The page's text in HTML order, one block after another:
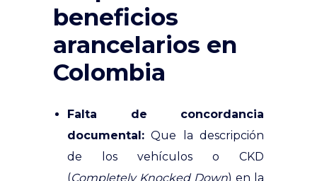
beneficios
arancelarios en
Colombia
Falta de concordancia
documental: Que la descripción
de los vehículos o CKD
(Completely Knocked Down) en la